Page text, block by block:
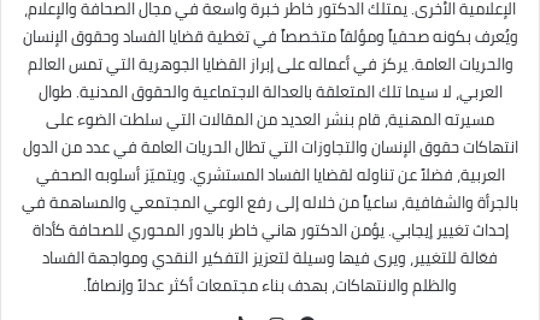
الإعلامية الأخرى. يمتلك الدكتور خاطر خبرة واسعة في مجال الصحافة والإعلام،
ويُعرف بكونه صحفياً ومؤلفاً متخصصاً في تغطية قضايا الفساد وحقوق الإنسان
والحريات العامة. يركز في أعماله على إبراز القضايا الجوهرية التي تمس العالم
العربي، لا سيما تلك المتعلقة بالعدالة الاجتماعية والحقوق المدنية. طوال
مسيرته المهنية، قام بنشر العديد من المقالات التي سلطت الضوء على
انتهاكات حقوق الإنسان والتجاوزات التي تطال الحريات العامة في عدد من الدول
العربية، فضلاً عن تناوله لقضايا الفساد المستشري. ويتميّز أسلوبه الصحفي
بالجرأة والشفافية، ساعياً من خلاله إلى رفع الوعي المجتمعي والمساهمة في
إحداث تغيير إيجابي. يؤمن الدكتور هاني خاطر بالدور المحوري للصحافة كأداة
فعّالة للتغيير، ويرى فيها وسيلة لتعزيز التفكير النقدي ومواجهة الفساد
والظلم والانتهاكات، بهدف بناء مجتمعات أكثر عدلاً وإنصافاً.